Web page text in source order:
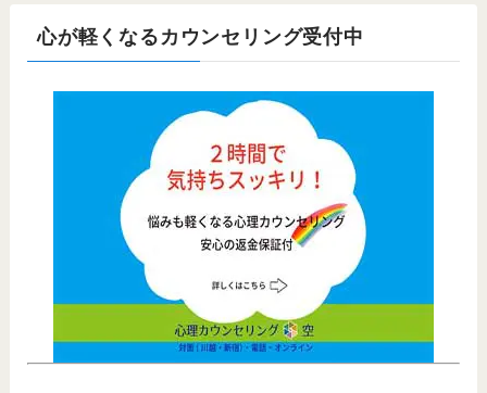
心が軽くなるカウンセリング受付中